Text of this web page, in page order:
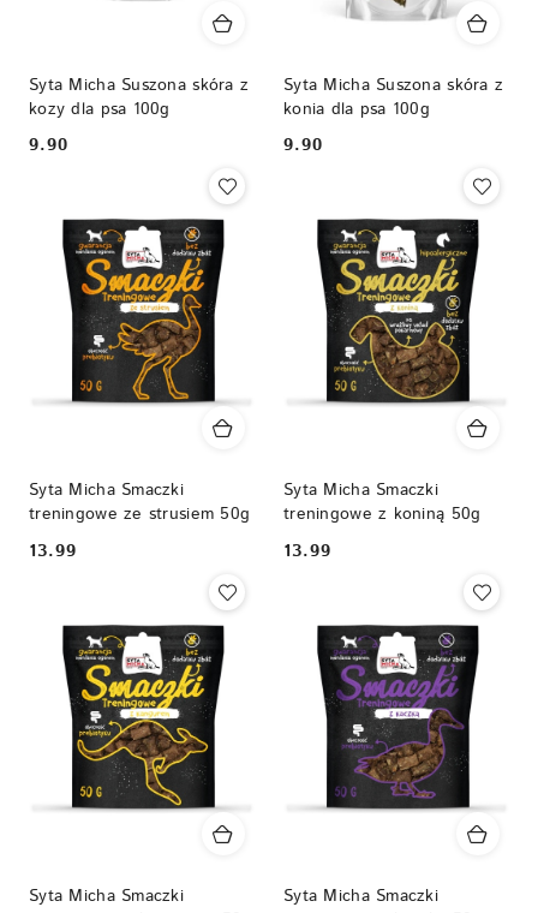
Syta Micha Suszona skóra z
kozy dla psa 100g
Cena:
9.90
Syta Micha Suszona skóra z
konia dla psa 100g
Cena:
9.90
Syta Micha Smaczki
treningowe ze strusiem 50g
Cena:
13.99
Syta Micha Smaczki
treningowe z koniną 50g
Cena:
13.99
Syta Micha Smaczki
Syta Micha Smaczki